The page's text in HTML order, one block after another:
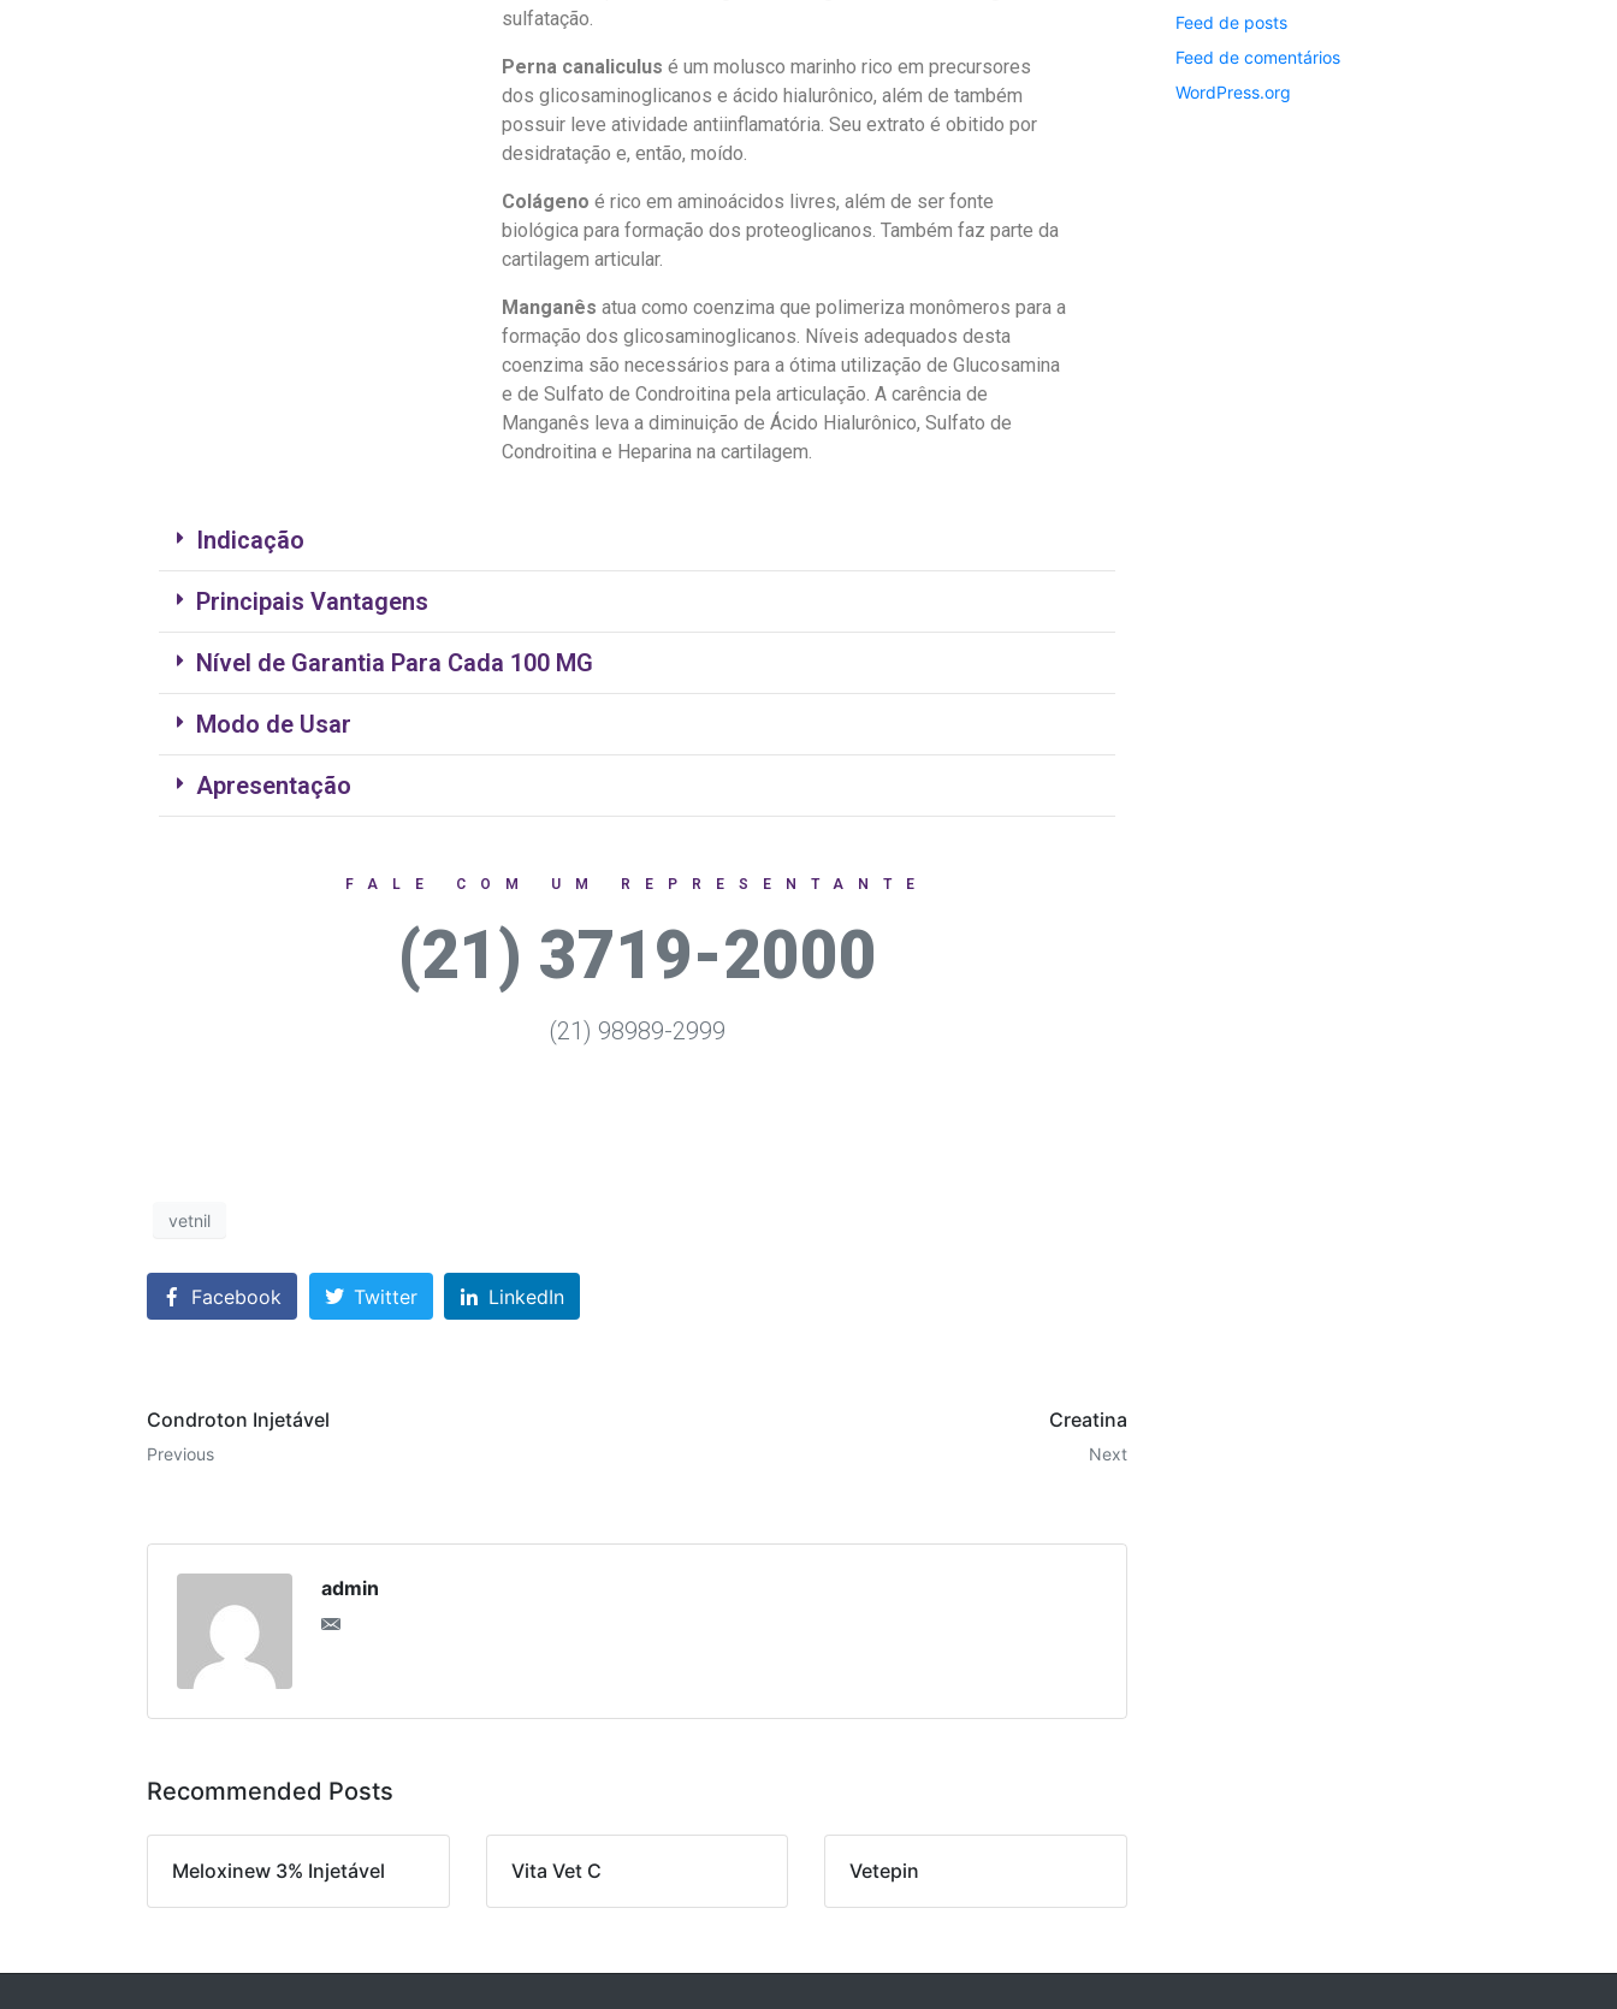
sulfatação.
Perna canaliculus é um molusco marinho rico em precursores
dos glicosaminoglicanos e ácido hialurônico, além de também
possuir leve atividade antiinflamatória. Seu extrato é obitido por
desidratação e, então, moído.
Colágeno é rico em aminoácidos livres, além de ser fonte
biológica para formação dos proteoglicanos. Também faz parte da
cartilagem articular.
Manganês atua como coenzima que polimeriza monômeros para a
formação dos glicosaminoglicanos. Níveis adequados desta
coenzima são necessários para a ótima utilização de Glucosamina
e de Sulfato de Condroitina pela articulação. A carência de
Manganês leva a diminuição de Ácido Hialurônico, Sulfato de
Condroitina e Heparina na cartilagem.
Indicação
Principais Vantagens
Nível de Garantia Para Cada 100 MG
Modo de Usar
Apresentação
FALE COM UM REPRESENTANTE
(21) 3719-2000
(21) 98989-2999
vetnil
Facebook Twitter LinkedIn
Condroton Injetável
Previous
Creatina
Next
admin
Recommended Posts
Meloxinew 3% Injetável Vita Vet C Vetepin
Feed de posts
Feed de comentários
WordPress.org